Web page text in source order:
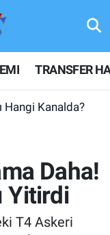
TRANSFER
Hangi Kanalda?
Daha!
Yitirdi
T4 Askeri